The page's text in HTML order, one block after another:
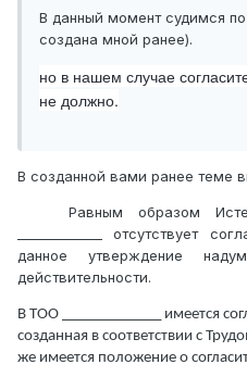
В данный момент судимся
создана мной ранее).
но в нашем случае
не должно.
В созданной вами ранее теме
Равным образом
_____________ отсутствует
данное утверждение
действительности.
В ТОО _____________ имеется
созданная в соответствии с
же имеется положение о